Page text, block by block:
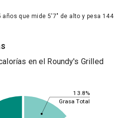
años que mide 5'7" de alto y pesa 144
en el Roundy's Grilled
13.8%
Grasa Total